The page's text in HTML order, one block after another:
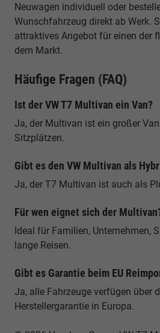
Neuwagen individuell oder
Wunschfahrzeug direkt ab Werk.
attraktives Angebot für einen der
dem Markt.
Häufige Fragen (FAQ)
Ist der VW T7 Multivan ein Van?
Ja, der Multivan ist ein großer
Sitzplätzen.
Gibt es den VW Multivan als
Ja, der T7 Multivan ist auch als
Für wen eignet sich der
Ideal für Familien, Unternehmen,
lange Reisen.
Gibt es Garantie beim EU
Ja, alle Fahrzeuge verfügen über
Herstellergarantie in Europa.